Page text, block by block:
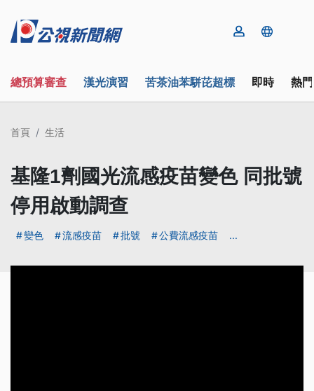
總預算審查 漢光演習 苦茶油苯駢芘超標 即時 熱
首頁 生活
基隆1劑國光流感疫苗變色 同批號
停用啟動調查
變色 流感疫苗 批號 公費流感疫苗 ...